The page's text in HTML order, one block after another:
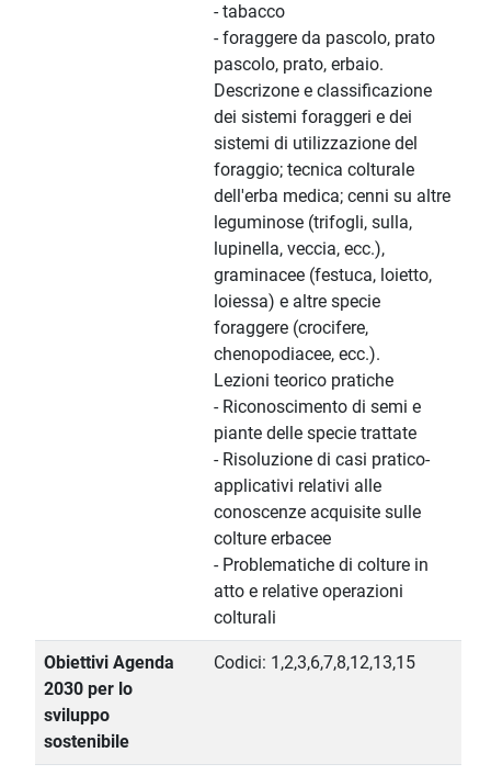
- tabacco
- foraggere da pascolo, prato
pascolo, prato, erbaio.
Descrizone e classificazione
dei sistemi foraggeri e dei
sistemi di utilizzazione del
foraggio; tecnica colturale
dell'erba medica; cenni su altre
leguminose (trifogli, sulla,
lupinella, veccia, ecc.),
graminacee (festuca, loietto,
loiessa) e altre specie
foraggere (crocifere,
chenopodiacee, ecc.).
Lezioni teorico pratiche
- Riconoscimento di semi e
piante delle specie trattate
- Risoluzione di casi pratico-
applicativi relativi alle
conoscenze acquisite sulle
colture erbacee
- Problematiche di colture in
atto e relative operazioni
colturali
Obiettivi Agenda
2030 per lo
sviluppo
sostenibile
Codici: 1,2,3,6,7,8,12,13,15